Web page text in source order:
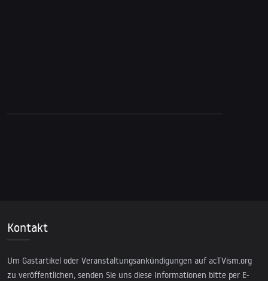
Kontakt
Um Gastartikel oder Veranstaltungsankündigungen auf acTVism.org
zu veröffentlichen, senden Sie uns diese Informationen bitte per E-